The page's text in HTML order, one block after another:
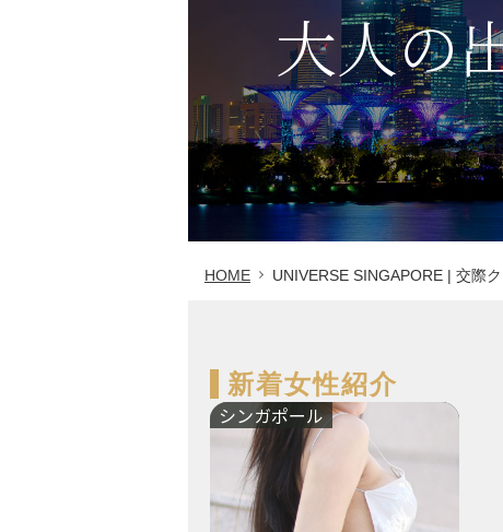
大人の
HOME UNIVERSE SINGAPORE | 交際
新着女性紹介
シンガポール